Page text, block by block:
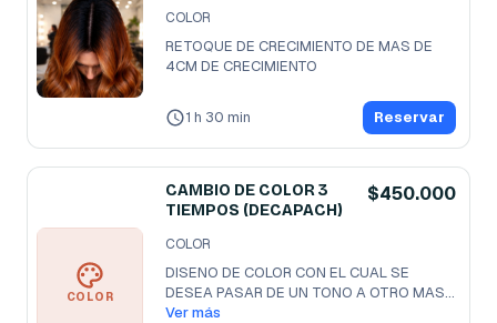
COLOR
RETOQUE DE CRECIMIENTO DE MAS DE
4CM DE CRECIMIENTO
1 h 30 min Reservar
COLOR
CAMBIO DE COLOR 3
TIEMPOS (DECAPACH)
$450.000
COLOR
DISENO DE COLOR CON EL CUAL SE
DESEA PASAR DE UN TONO A OTRO MAS
CLARO X 4
Ver más